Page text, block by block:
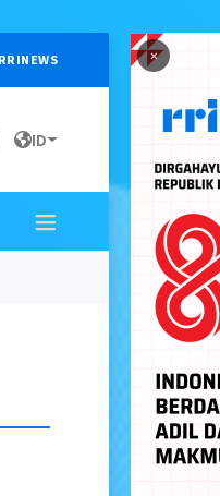
×
RRINEWS
ID